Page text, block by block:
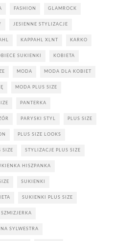
FASHION GLAMROCK
JESIENNE STYLIZACJE
KAPPAHL XLNT KARKO
SUKIENKI KOBIETA
MODA MODA DLA KOBIET
MODA PLUS SIZE
PANTERKA
PARYSKI STYL PLUS SIZE
PLUS SIZE LOOKS
SIZE STYLIZACJE PLUS SIZE
HISZPANKA
SUKIENKI
SUKIENKI PLUS SIZE
SZMIZJERKA
SYLWESTRA